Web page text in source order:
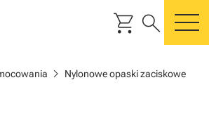
shopping_cart search
chevron_right Nylonowe opaski zaciskowe